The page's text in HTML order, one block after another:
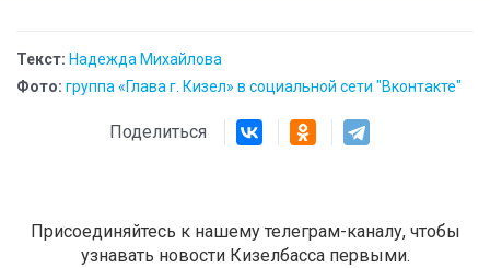
Текст: Надежда Михайлова
Фото: группа «Глава г. Кизел» в социальной сети "Вконтакте"
Поделиться
Присоединяйтесь к нашему телеграм-каналу, чтобы
узнавать новости Кизелбасса первыми.